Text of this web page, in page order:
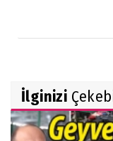
İlginizi